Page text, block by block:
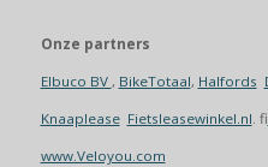
Onze partners
Elbuco BV , BikeTotaal, Halfords
Knaaplease Fietsleasewinkel.nl. f
www.Veloyou.com